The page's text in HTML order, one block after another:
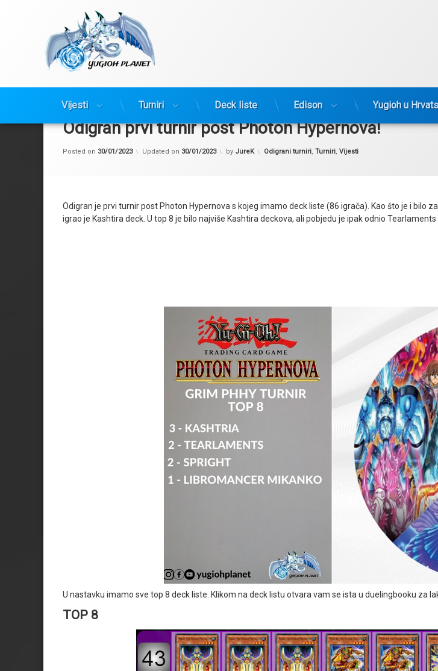
Preskoči
Vijesti Turniri Deck liste Edison Yugioh u
Odigran prvi turnir post Photon Hypernova!
Posted on 30/01/2023 Updated on 30/01/2023 by JureK Kategorije:
Odigrani turniri, Turniri, Vijesti
Odigran je prvi turnir post Photon Hypernova s kojeg imamo deck liste (86 igrača). Kao što je i bilo
igrao je Kashtira deck. U top 8 je bilo najviše Kashtira deckova, ali pobjedu je ipak odnio Tearlaments
U nastavku imamo sve top 8 deck liste. Klikom na deck listu otvara vam se ista u duelingbooku za
TOP 8